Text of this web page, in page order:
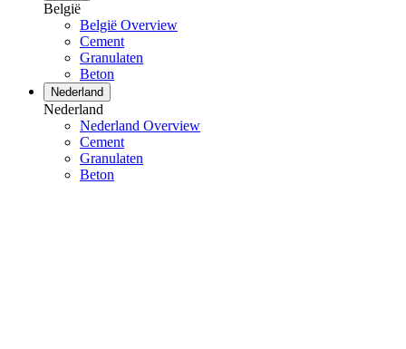
België
België Overview
Cement
Granulaten
Beton
Nederland
Nederland
Nederland Overview
Cement
Granulaten
Beton